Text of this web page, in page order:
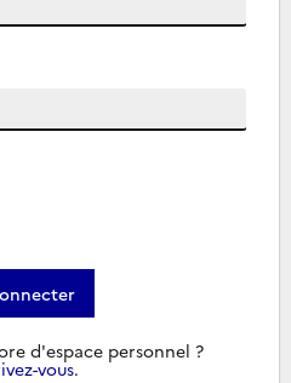
d'espace personnel ?
vous.